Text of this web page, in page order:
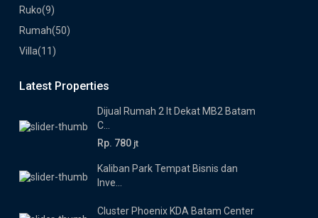
Ruko(9)
Rumah(50)
Villa(11)
Latest Properties
Dijual Rumah 2 lt Dekat MB2 Batam
C...
Rp. 780 jt
Kaliban Park Tempat Bisnis dan
Inve...
Cluster Phoenix KDA Batam Center